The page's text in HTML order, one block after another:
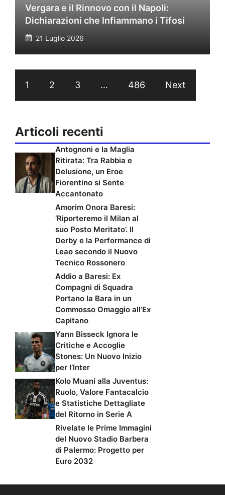
Vergara e il Rinnovo con il Napoli:
Dichiarazioni che Infiammano i Tifosi
21 Luglio 2026
1 2 3 … 486 Next
Articoli recenti
Antognoni e la Maglia
Ritirata: Tra Rabbia e
Delusione, un Eroe
Fiorentino si Sente
Accantonato
Amorim Onora Baresi:
‘Riporteremo il Milan al
suo Posto Meritato’. Il
Derby e la Performance di
Leao secondo il Nuovo
Tecnico Rossonero
Addio a Baresi: Ex
Compagni di Squadra
Portano la Bara in un
Commosso Omaggio all’Ex
Capitano
Yann Bisseck Ignora le
Critiche e Accoglie
Stones: Un Nuovo Inizio
per l’Inter
Kolo Muani alla Juventus:
Ruolo, Valore Fantacalcio
e Statistiche Dettagliate
del Ritorno in Serie A
Rivelate le Prime Immagini
del Nuovo Stadio Barbera
di Palermo: Progetto per
Euro 2032